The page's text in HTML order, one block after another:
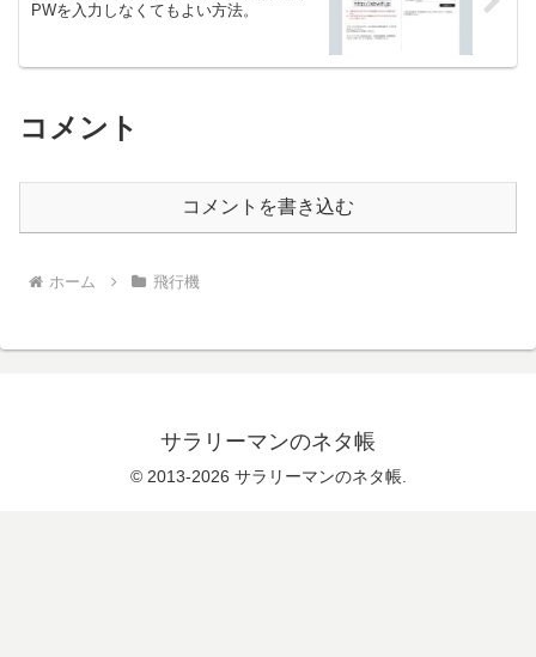
PWを入力しなくてもよい方法。
コメント
コメントを書き込む
ホーム 飛行機
サラリーマンのネタ帳
© 2013-2026 サラリーマンのネタ帳.